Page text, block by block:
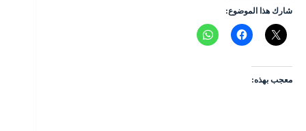
شارك هذا الموضوع:
معجب بهذه: